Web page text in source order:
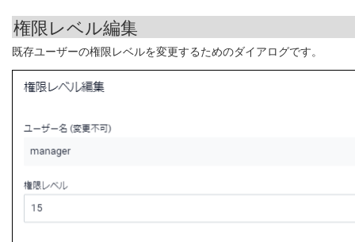
権限レベル編集
既存ユーザーの権限レベルを変更するためのダイアログです。